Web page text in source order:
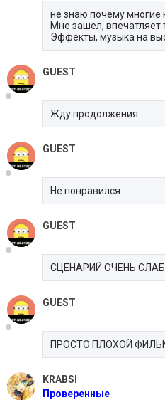
не знаю почему многие
Мне зашел, впечатляет
Эффекты, музыка на
GUEST
Жду продолжения
GUEST
Не понравился
GUEST
СЦЕНАРИЙ ОЧЕНЬ
GUEST
ПРОСТО ПЛОХОЙ
KRABSI
Проверенные